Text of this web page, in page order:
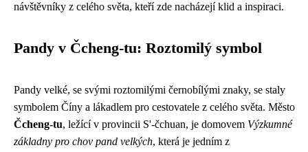
návštěvníky z celého světa, kteří zde nacházejí klid a inspiraci.
Pandy v Čcheng-tu: Roztomilý symbol
Pandy velké, se svými roztomilými černobílými znaky, se staly
symbolem Číny a lákadlem pro cestovatele z celého světa. Město
Čcheng-tu, ležící v provincii S'-čchuan, je domovem Výzkumné
základny pro chov pand velkých, která je jedním z